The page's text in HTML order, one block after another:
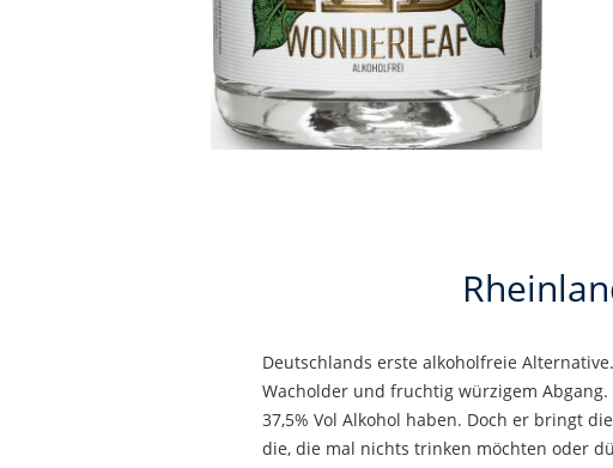
Deutschlands erste alkoholfreie
Wacholder und fruchtig würzigem
37,5% Vol Alkohol haben. Doch er bringt
die, die mal nichts trinken möchten oder